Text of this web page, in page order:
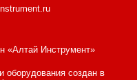
«Алтай Инструмент»
оборудованиясоздан в